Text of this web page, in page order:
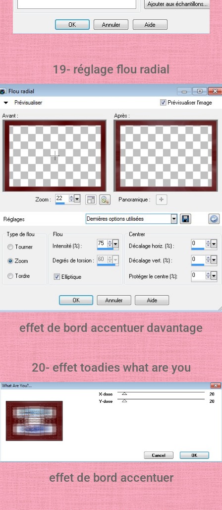
19- réglage flou radial
effet de bord accentuer davantage
20- effet toadies what are you
effet de bord accentuer